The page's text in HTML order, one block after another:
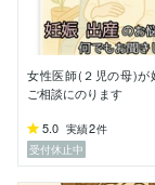
そんなお気持
専門的な内容
します。
ですが、
女性医師(２児の母)が
ご相談にのります
5.0 実績2件
受付休止中